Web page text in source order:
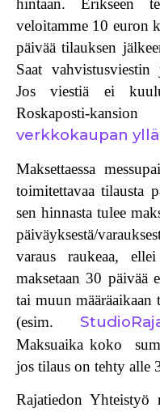
veloitamme 10 euron
päivää tilauksen
Saat
Jos viestiä ei
Roskaposti-
verkkokaupan
Maksettaessa
toimitettavaa tilausta
sen hinnasta tulee
päiväyksestä/
varaus raukeaa,
maksetaan 30 päivää
tai muun
(esim.
Maksuaika koko
jos tilaus on tehty alle
Rajatiedon Yhteistyö